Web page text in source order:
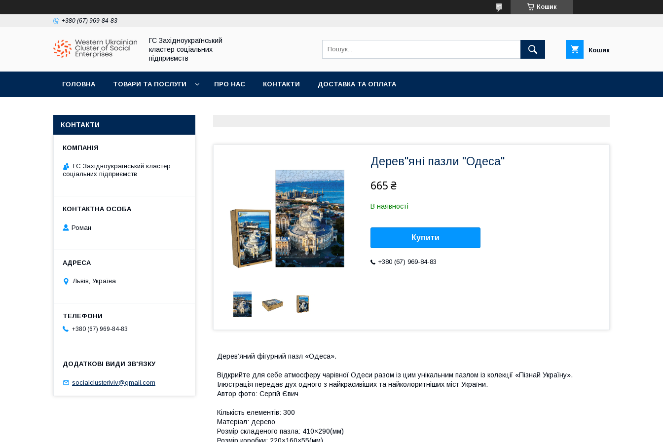
Кошик
+380 (67) 969-84-83
ГС Західноукраїнський
кластер соціальних
підприємств
Кошик
ГОЛОВНА ТОВАРИ ТА ПОСЛУГИ ПРО НАС КОНТАКТИ ДОСТАВКА ТА ОПЛАТА
Дерев"яні пазли "Одеса"
665 ₴
В наявності
Купити
+380 (67) 969-84-83
Дерев’яний фігурний пазл «Одеса».
Відкрийте для себе атмосферу чарівної Одеси разом із цим унікальним пазлом із колекції «Пізнай Україну».
Ілюстрація передає дух одного з найкрасивіших та найколоритніших міст України.
Автор фото: Сергій Євич
Кількість елементів: 300
Матеріал: дерево
Розмір складеного пазла: 410×290(мм)
КОНТАКТИ
ГС Західноукраїнський кластер
соціальних підприємств
Роман
Львів, Україна
+380 (67) 969-84-83
socialclusterlviv@gmail.com